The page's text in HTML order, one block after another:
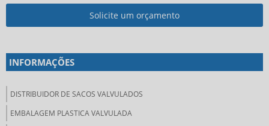
Solicite um orçamento
INFORMAÇÕES
DISTRIBUIDOR DE SACOS VALVULADOS
EMBALAGEM PLASTICA VALVULADA